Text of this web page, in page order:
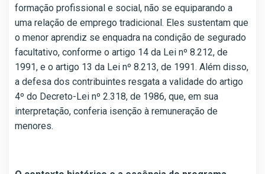
formação profissional e social, não se equiparando a
uma relação de emprego tradicional. Eles sustentam que
o menor aprendiz se enquadra na condição de segurado
facultativo, conforme o artigo 14 da Lei nº 8.212, de
1991, e o artigo 13 da Lei nº 8.213, de 1991. Além disso,
a defesa dos contribuintes resgata a validade do artigo
4º do Decreto-Lei nº 2.318, de 1986, que, em sua
interpretação, conferia isenção à remuneração de
menores.